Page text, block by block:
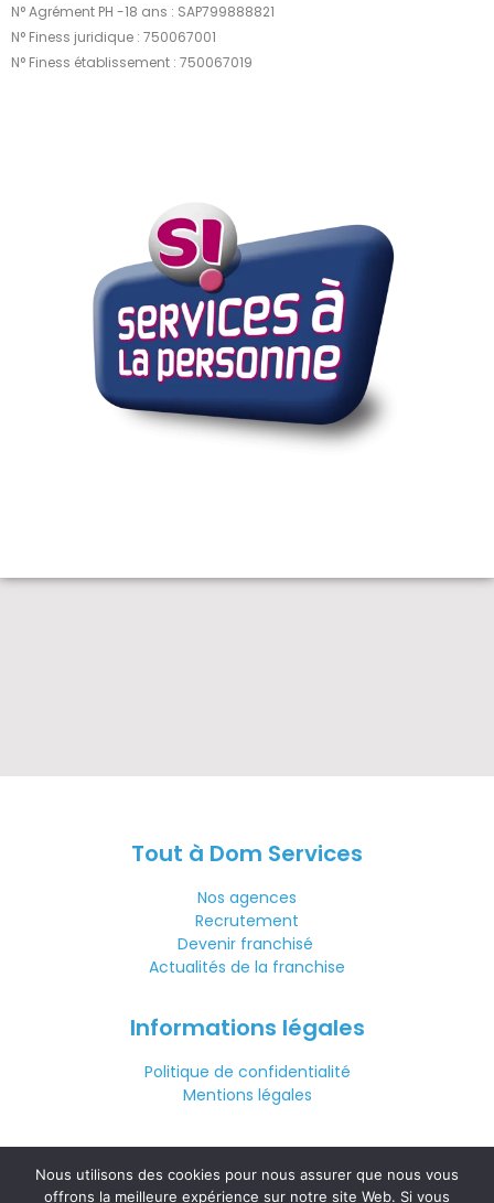
N° Agrément PH -18 ans : SAP799888821
N° Finess juridique : 750067001
N° Finess établissement : 750067019
Tout à Dom Services
Nos agences
Recrutement
Devenir franchisé
Actualités de la franchise
Informations légales
Politique de confidentialité
Mentions légales
Nous contacter
Nous utilisons des cookies pour nous assurer que nous vous
offrons la meilleure expérience sur notre site Web. Si vous